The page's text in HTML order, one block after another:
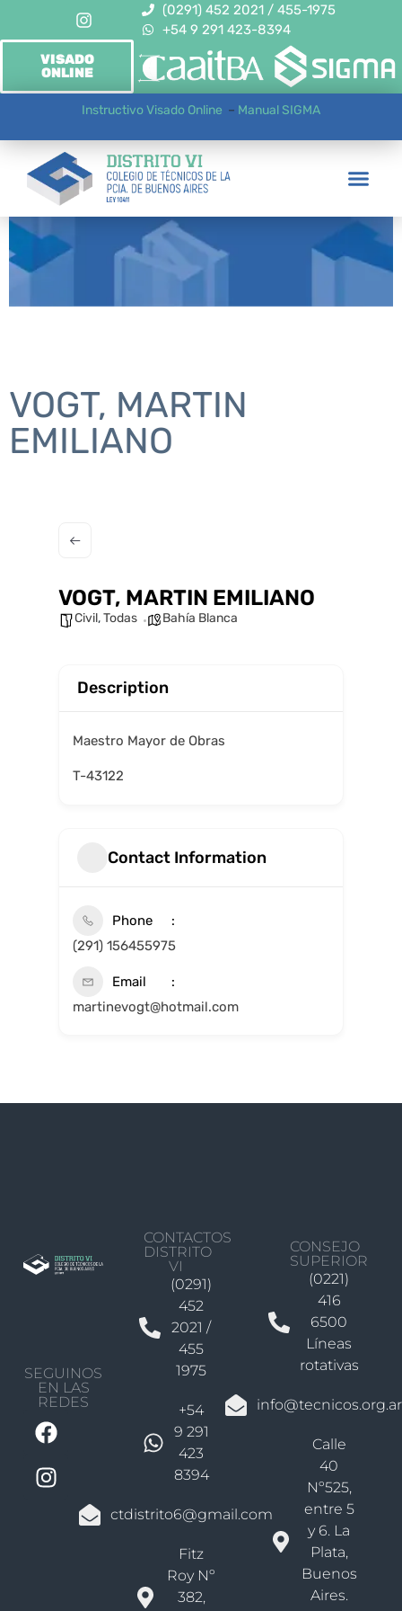
(0291) 452 2021 / 455-1975
+54 9 291 423-8394
VISADO
ONLINE
Instructivo Visado Online – Manual SIGMA
VOGT, MARTIN
EMILIANO
VOGT, MARTIN EMILIANO
Civil,Todas Bahía Blanca
Description
Maestro Mayor de Obras
T-43122
Contact Information
Phone
(291) 156455975
Email
martinevogt@hotmail.com
SEGUINOS
EN LAS
REDES
CONTACTOS
DISTRITO
VI
(0291)
452
2021 /
455
1975
+54
9 291
423
8394
ctdistrito6@gmail.com
Fitz
Roy Nº
382,
CONSEJO
SUPERIOR
(0221)
416
6500
Líneas
rotativas
info@tecnicos.org.ar
Calle
40
Nº525,
entre 5
y 6. La
Plata,
Buenos
Aires.